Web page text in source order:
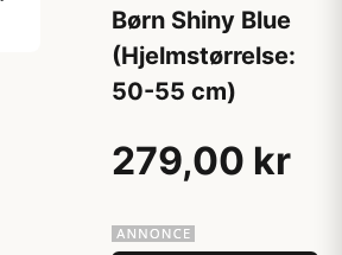
Børn Shiny Blue
(Hjelmstørrelse:
50-55 cm)
279,00 kr